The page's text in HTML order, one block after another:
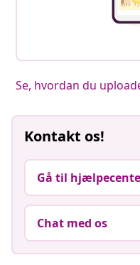
Se, hvordan du
Kontakt os!
Gå til
Chat med os